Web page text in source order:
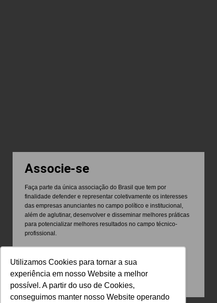
Utilizamos Cookies para tornar a sua
experiência em nosso Website a melhor
possível. A partir do uso de Cookies,
conseguimos manter nosso Website operando
Associe-se
Faça parte da única associação do Brasil que tem por
finalidade defender e representar coletivamente os interesses
das empresas anunciantes no campo político e institucional,
além de aglutinar, desenvolver e disseminar melhores práticas
para potencializar melhores resultados no campo técnico-
profissional.